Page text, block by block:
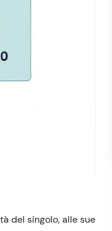
del singolo, alle sue